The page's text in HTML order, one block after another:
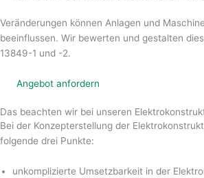
Veränderungen können Anlagen und
beeinflussen. Wir bewerten und gestalten
13849-1 und -2.
Angebot anfordern
Das beachten wir bei unseren
Bei der Konzepterstellung der
folgende drei Punkte:
unkomplizierte Umsetzbarkeit in der